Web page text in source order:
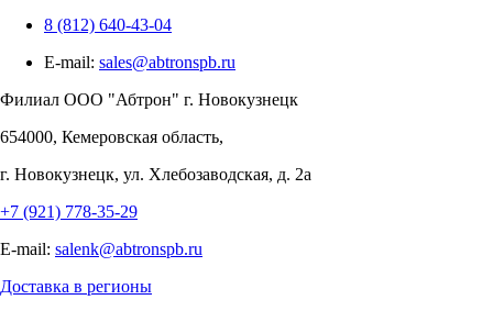
8 (812) 640-43-04
E-mail: sales@abtronspb.ru
Филиал OOO "Абтрон" г. Новокузнецк
654000, Кемеровская область,
г. Новокузнецк, ул. Хлебозаводская, д. 2а
+7 (921) 778-35-29
E-mail: salenk@abtronspb.ru
Доставка в регионы